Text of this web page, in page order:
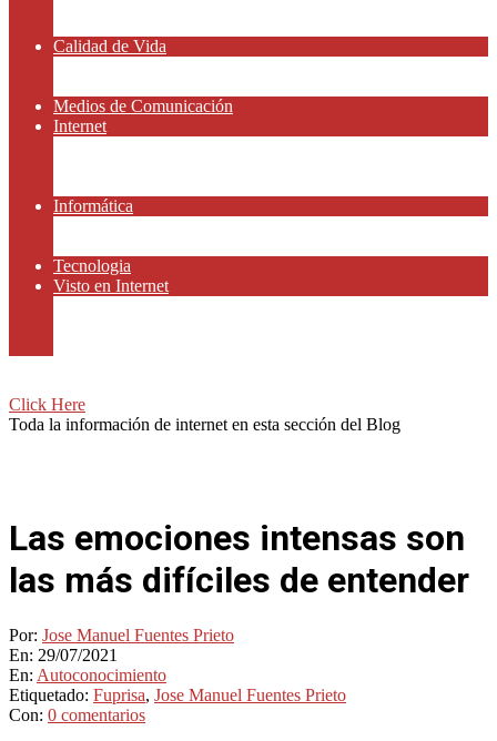
Calidad de Vida
Medios de Comunicación
Internet
Informática
Tecnologia
Visto en Internet
Click Here
Toda la información de internet en esta sección del Blog
Las emociones intensas son
las más difíciles de entender
Por: Jose Manuel Fuentes Prieto
En: 29/07/2021
En: Autoconocimiento
Etiquetado: Fuprisa, Jose Manuel Fuentes Prieto
Con: 0 comentarios